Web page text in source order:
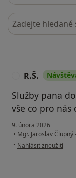
Hledejte v
R.Š.
Služby pana
vše co pro nás
9. února 2026
• Mgr. Jaroslav
• podle názoru
Nahlásit zneužití